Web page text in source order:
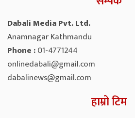
Dabali Media Pvt. Ltd.
Anamnagar Kathmandu
Phone :01-4771244
onlinedabali@gmail.com
dabalinews@gmail.com
हाम्रो टिम